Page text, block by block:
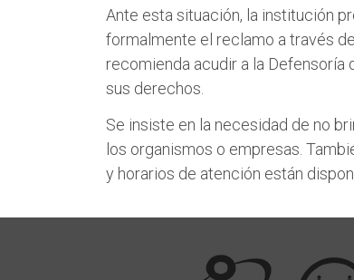
Ante esta situación, la institución
formalmente el reclamo a través
recomienda acudir a la Defensoría
sus derechos.
Se insiste en la necesidad de no
los organismos o empresas.
y horarios de atención están